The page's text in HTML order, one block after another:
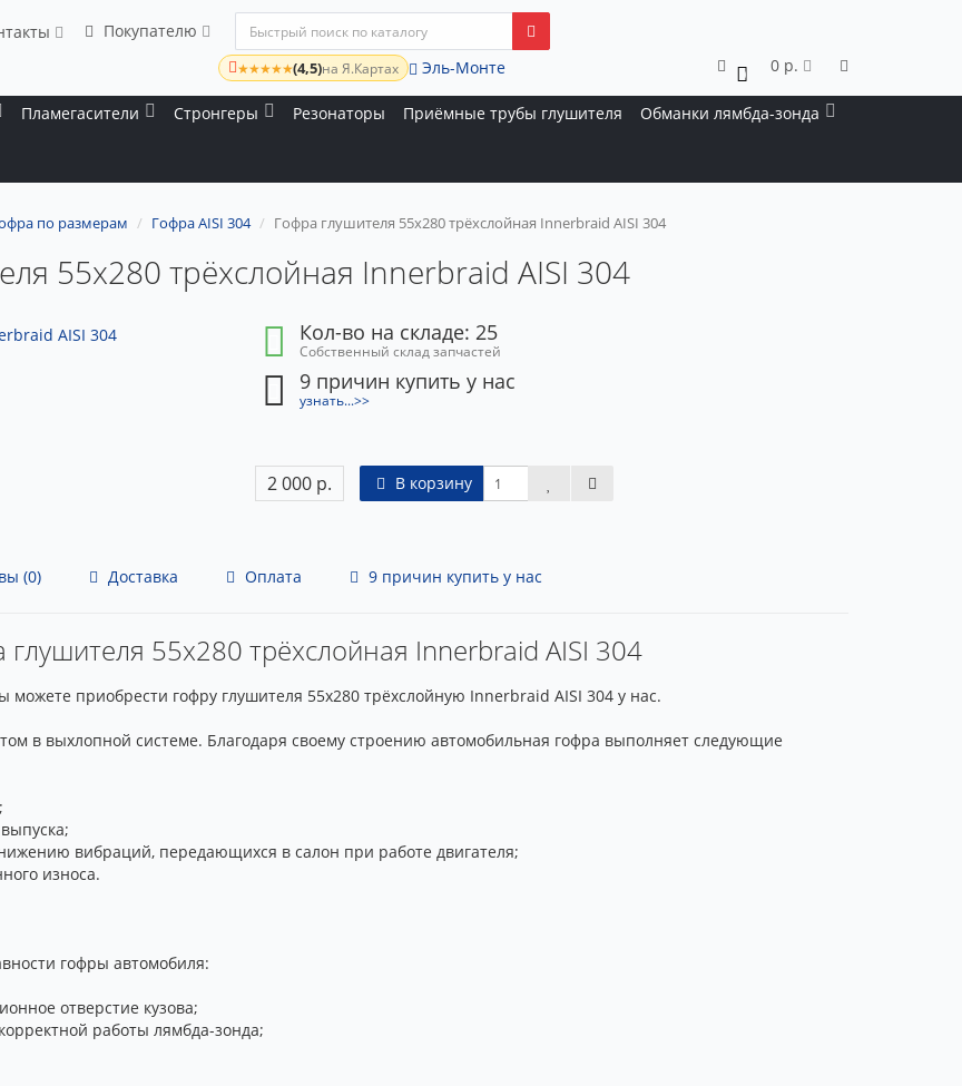
Покупателю
★★★★★(4,5)на Я.Картах Эль-Монте 0 0 р.
Пламегасители Стронгеры Резонаторы Приёмные трубы глушителя Обманки лямбда-зонда
по размерам Гофра AISI 304 Гофра глушителя 55x280 трёхслойная Innerbraid AISI 304
55x280 трёхслойная Innerbraid AISI 304
Кол-во на складе: 25
Собственный склад запчастей
9 причин купить у нас
узнать...>>
2 000 р. В корзину
(0) Доставка Оплата 9 причин купить у нас
55x280 трёхслойная Innerbraid AISI 304
приобрести гофру глушителя 55x280 трёхслойную Innerbraid AISI 304 у нас.
в выхлопной системе. Благодаря своему строению автомобильная гофра выполняет следующие
вибраций, передающихся в салон при работе двигателя;
износа.
гофры автомобиля:
отверстие кузова;
работы лямбда-зонда;